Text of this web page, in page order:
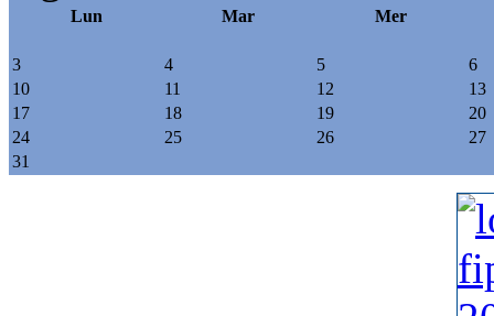
Lun Mar Mer
3 4 5
6
10
11 12
13
17
18 19
20
24
25 26
27
31